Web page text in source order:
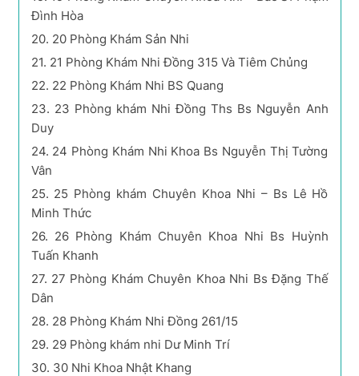
Đình Hòa
20. 20 Phòng Khám Sản Nhi
21. 21 Phòng Khám Nhi Đồng 315 Và Tiêm Chủng
22. 22 Phòng Khám Nhi BS Quang
23. 23 Phòng khám Nhi Đồng Ths Bs Nguyễn Anh
Duy
24. 24 Phòng Khám Nhi Khoa Bs Nguyễn Thị Tường
Vân
25. 25 Phòng khám Chuyên Khoa Nhi – Bs Lê Hồ
Minh Thức
26. 26 Phòng Khám Chuyên Khoa Nhi Bs Huỳnh
Tuấn Khanh
27. 27 Phòng Khám Chuyên Khoa Nhi Bs Đặng Thế
Dân
28. 28 Phòng Khám Nhi Đồng 261/15
29. 29 Phòng khám nhi Dư Minh Trí
30. 30 Nhi Khoa Nhật Khang